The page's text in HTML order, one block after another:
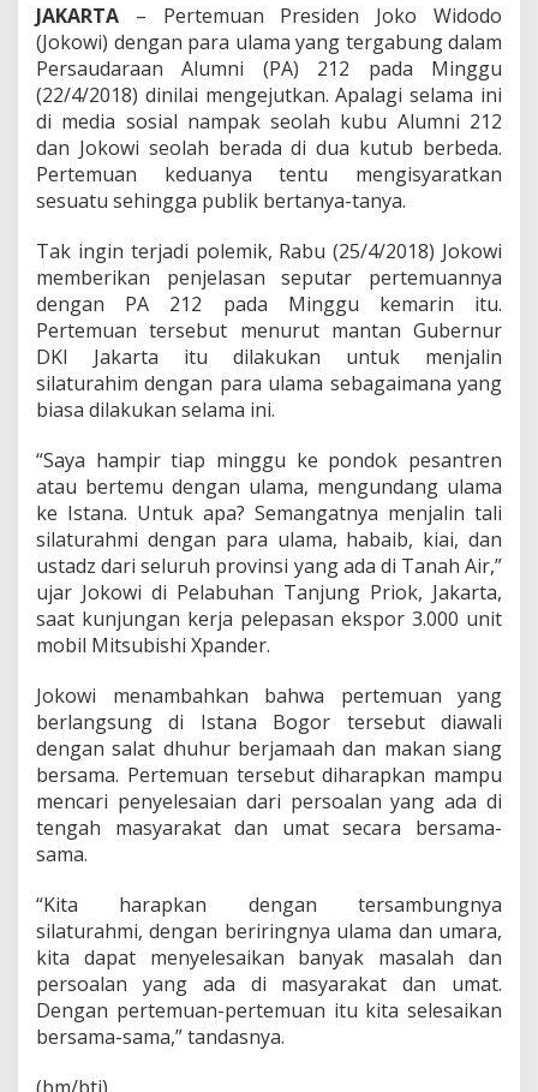
e
l
a
s
a
n
o
k
w
JAKARTA – Pertemuan Presiden Joko Widodo
(Jokowi) dengan para ulama yang tergabung dalam
Persaudaraan Alumni (PA) 212 pada Minggu
(22/4/2018) dinilai mengejutkan. Apalagi selama ini
di media sosial nampak seolah kubu Alumni 212
dan Jokowi seolah berada di dua kutub berbeda.
Pertemuan keduanya tentu mengisyaratkan
sesuatu sehingga publik bertanya-tanya.
Tak ingin terjadi polemik, Rabu (25/4/2018) Jokowi
memberikan penjelasan seputar pertemuannya
dengan PA 212 pada Minggu kemarin itu.
Pertemuan tersebut menurut mantan Gubernur
DKI Jakarta itu dilakukan untuk menjalin
silaturahim dengan para ulama sebagaimana yang
biasa dilakukan selama ini.
“Saya hampir tiap minggu ke pondok pesantren
atau bertemu dengan ulama, mengundang ulama
ke Istana. Untuk apa? Semangatnya menjalin tali
silaturahmi dengan para ulama, habaib, kiai, dan
ustadz dari seluruh provinsi yang ada di Tanah Air,”
ujar Jokowi di Pelabuhan Tanjung Priok, Jakarta,
saat kunjungan kerja pelepasan ekspor 3.000 unit
mobil Mitsubishi Xpander.
Jokowi menambahkan bahwa pertemuan yang
berlangsung di Istana Bogor tersebut diawali
dengan salat dhuhur berjamaah dan makan siang
bersama. Pertemuan tersebut diharapkan mampu
mencari penyelesaian dari persoalan yang ada di
tengah masyarakat dan umat secara bersama-
sama.
“Kita harapkan dengan tersambungnya
silaturahmi, dengan beriringnya ulama dan umara,
kita dapat menyelesaikan banyak masalah dan
persoalan yang ada di masyarakat dan umat.
Dengan pertemuan-pertemuan itu kita selesaikan
bersama-sama,” tandasnya.